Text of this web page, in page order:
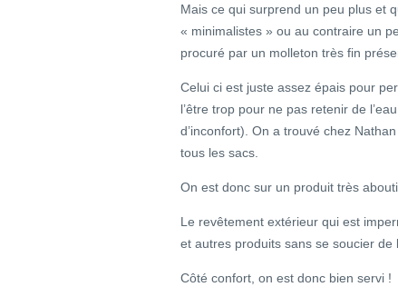
Mais ce qui surprend un peu plus et
« minimalistes » ou au contraire un
procuré par un molleton très fin
Celui ci est juste assez épais pour
l’être trop pour ne pas retenir de
d’inconfort). On a trouvé chez
tous les sacs.
On est donc sur un produit très
Le revêtement extérieur qui est
et autres produits sans se soucier de
Côté confort, on est donc bien servi !